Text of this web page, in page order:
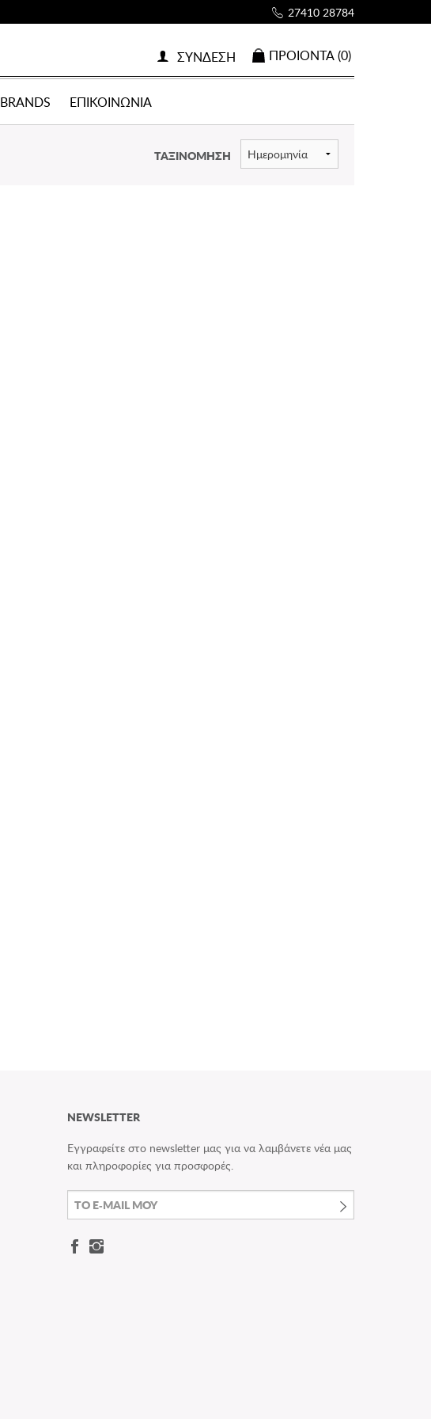
27410 28784
ΠΡΟΙOΝΤΑ (0)
ΣΥΝΔΕΣΗ
BRANDS ΕΠΙΚΟΙΝΩΝΙΑ
ΤΑΞΙΝΟΜΗΣΗ
NEWSLETTER
Εγγραφείτε στο newsletter μας για να λαμβάνετε νέα μας
και πληροφορίες για προσφορές.